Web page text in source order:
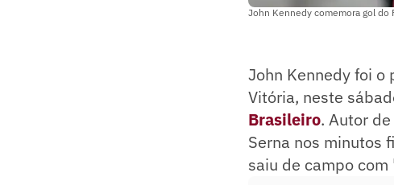
John Kennedy comemora gol do
John Kennedy foi o
Vitória, neste
Brasileiro. Autor
Serna nos minutos
saiu de campo